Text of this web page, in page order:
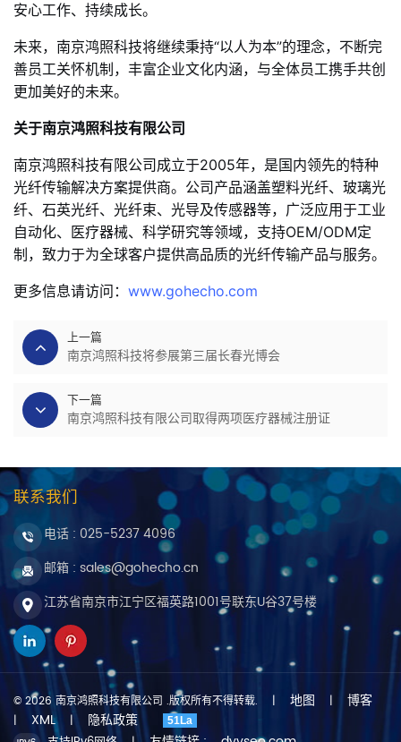
安心工作、持续成长。
未来，南京鸿照科技将继续秉持“以人为本”的理念，不断完
善员工关怀机制，丰富企业文化内涵，与全体员工携手共创
更加美好的未来。
关于南京鸿照科技有限公司
南京鸿照科技有限公司成立于2005年，是国内领先的特种
光纤传输解决方案提供商。公司产品涵盖塑料光纤、玻璃光
纤、石英光纤、光纤束、光导及传感器等，广泛应用于工业
自动化、医疗器械、科学研究等领域，支持OEM/ODM定
制，致力于为全球客户提供高品质的光纤传输产品与服务。
更多信息请访问： www.gohecho.com
上一篇
南京鸿照科技将参展第三届长春光博会
下一篇
南京鸿照科技有限公司取得两项医疗器械注册证
联系我们
电话 : 025-5237 4096
邮箱 : sales@gohecho.cn
江苏省南京市江宁区福英路1001号联东U谷37号楼
© 2026 南京鸿照科技有限公司 .版权所有不得转载. | 地图 | 博客
| XML | 隐私政策 51La